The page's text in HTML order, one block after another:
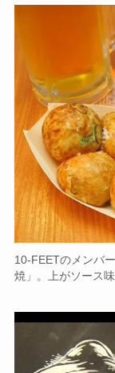
10-FEETのメンバ
焼」。上がソース